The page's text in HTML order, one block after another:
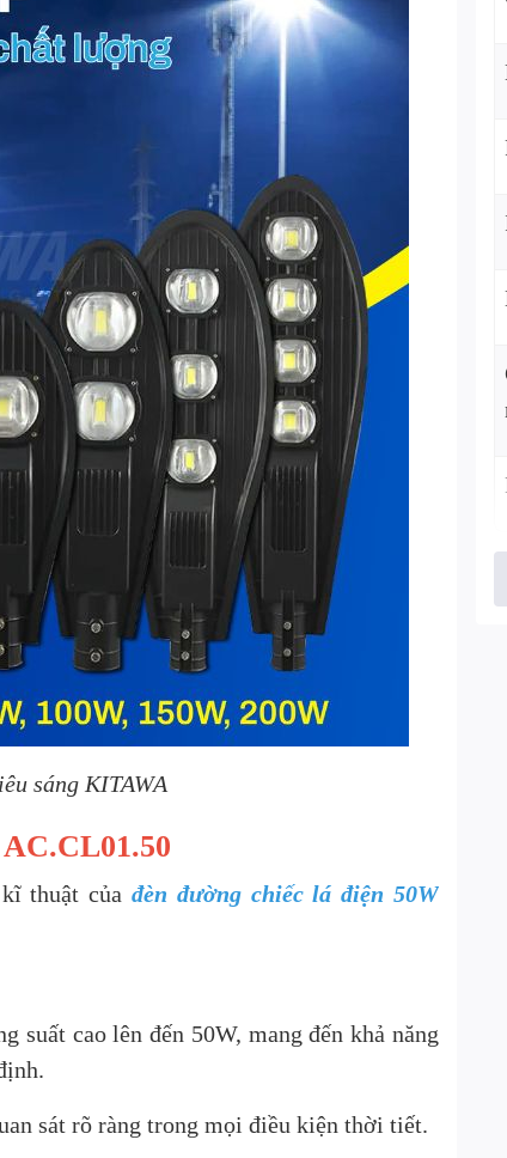
sáng KITAWA
thuật của đèn đường chiếc lá điện 50W
suất cao lên đến 50W, mang đến khả năng
sát rõ ràng trong mọi điều kiện thời tiết.